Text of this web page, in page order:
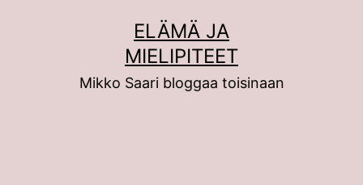
ELÄMÄ JA
MIELIPITEET
Mikko Saari bloggaa toisinaan